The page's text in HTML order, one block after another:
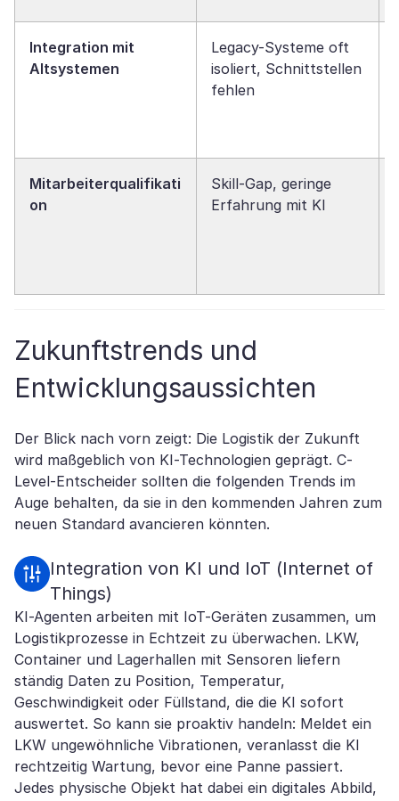
Integration mit
Altsystemen
Legacy-Systeme oft
isoliert, Schnittstellen
fehlen
Mitarbeiterqualifikati
on
Skill-Gap, geringe
Erfahrung mit KI
Zukunftstrends und
Entwicklungsaussichten
Der Blick nach vorn zeigt: Die Logistik der Zukunft
wird maßgeblich von KI-Technologien geprägt. C-
Level-Entscheider sollten die folgenden Trends im
Auge behalten, da sie in den kommenden Jahren zum
neuen Standard avancieren könnten.
Integration von KI und IoT (Internet of
Things)
KI-Agenten arbeiten mit IoT-Geräten zusammen, um
Logistikprozesse in Echtzeit zu überwachen. LKW,
Container und Lagerhallen mit Sensoren liefern
ständig Daten zu Position, Temperatur,
Geschwindigkeit oder Füllstand, die die KI sofort
auswertet. So kann sie proaktiv handeln: Meldet ein
LKW ungewöhnliche Vibrationen, veranlasst die KI
rechtzeitig Wartung, bevor eine Panne passiert.
Jedes physische Objekt hat dabei ein digitales Abbild,